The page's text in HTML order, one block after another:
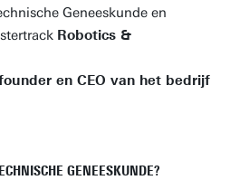
Geneeskunde en
Robotics &
en CEO van het bedrijf
GENEESKUNDE?